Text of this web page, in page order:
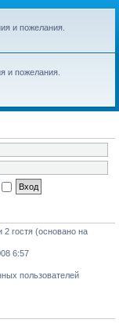
и пожелания.
и пожелания.
2 гостя (основано на
6:57
пользователей